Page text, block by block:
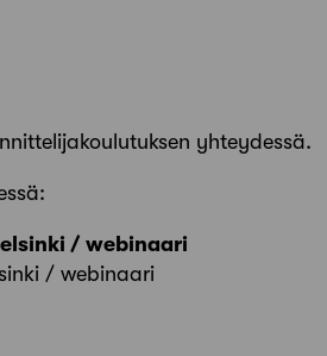
yhteydessä.
/ webinaari
/ webinaari